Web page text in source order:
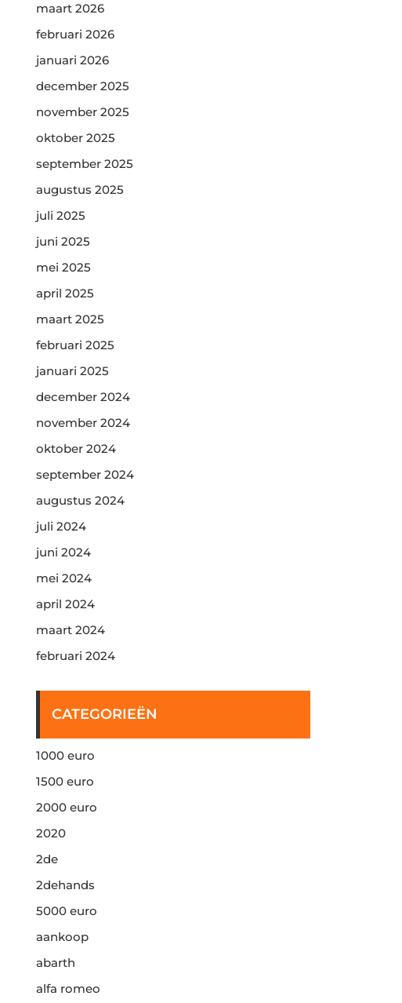
maart 2026
februari 2026
januari 2026
december 2025
november 2025
oktober 2025
september 2025
augustus 2025
juli 2025
juni 2025
mei 2025
april 2025
maart 2025
februari 2025
januari 2025
december 2024
november 2024
oktober 2024
september 2024
augustus 2024
juli 2024
juni 2024
mei 2024
april 2024
maart 2024
februari 2024
CATEGORIEËN
1000 euro
1500 euro
2000 euro
2020
2de
2dehands
5000 euro
aankoop
abarth
alfa romeo